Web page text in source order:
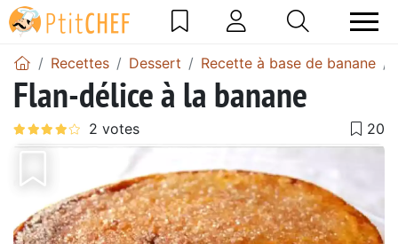
Recettes Dessert Recette à base de banane
Flan-délice à la banane